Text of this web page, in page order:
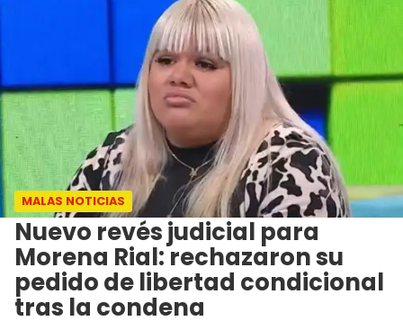
MALAS NOTICIAS
Nuevo revés judicial para
Morena Rial: rechazaron su
pedido de libertad condicional
tras la condena